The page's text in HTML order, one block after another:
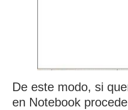
De este modo, si
en Notebook